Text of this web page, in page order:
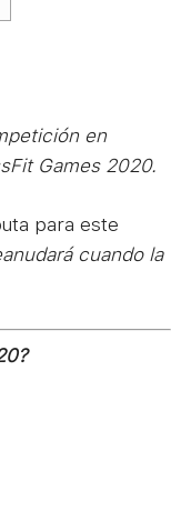
en
Games 2020.
para este
cuando la